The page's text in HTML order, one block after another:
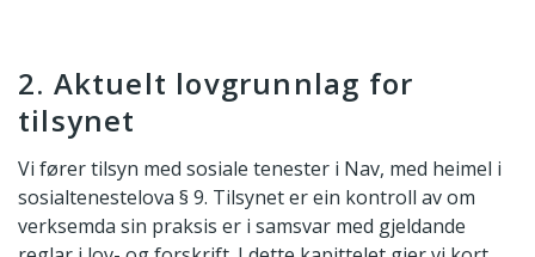
2. Aktuelt lovgrunnlag for
tilsynet
Vi fører tilsyn med sosiale tenester i Nav, med heimel i
sosialtenestelova § 9. Tilsynet er ein kontroll av om
verksemda sin praksis er i samsvar med gjeldande